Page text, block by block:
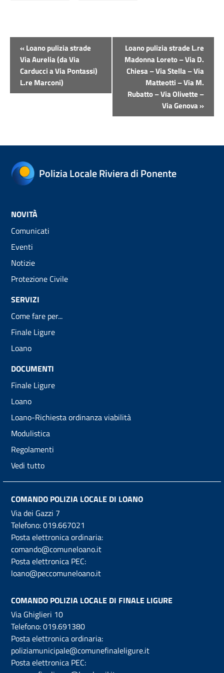
Evento
Navigazione
«Loano pulizia strade
Via Aurelia (da Via
Carducci a Via Pontassi)
L.re Marconi)
Loano pulizia strade L.re
Madonna Loreto – Via D.
Chiesa – Via Stella – Via
Matteotti – Via M.
Rubatto – Via Olivette –
Via Genova»
Polizia Locale Riviera di Ponente
NOVITÀ
Comunicati
Eventi
Notizie
Protezione Civile
SERVIZI
Come fare per...
Finale Ligure
Loano
DOCUMENTI
Finale Ligure
Loano
Loano-Richiesta ordinanza viabilità
Modulistica
Regolamenti
Vedi tutto
COMANDO POLIZIA LOCALE DI LOANO
Via dei Gazzi 7
Telefono:019.667021
Posta elettronica ordinaria:
comando@comuneloano.it
Posta elettronica PEC:
loano@peccomuneloano.it
COMANDO POLIZIA LOCALE DI FINALE LIGURE
Via Ghiglieri 10
Telefono:019.691380
Posta elettronica ordinaria:
poliziamunicipale@comunefinaleligure.it
Posta elettronica PEC: